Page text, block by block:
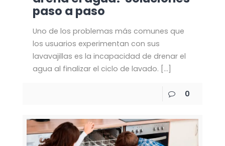
paso a paso
Uno de los problemas más comunes que
los usuarios experimentan con sus
lavavajillas es la incapacidad de drenar el
agua al finalizar el ciclo de lavado. […]
0